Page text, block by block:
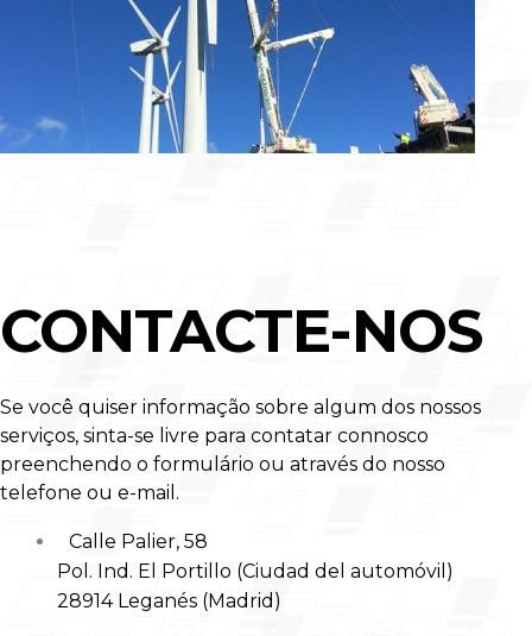
CONTACTE-NOS
Se você quiser informação sobre algum dos nossos
serviços, sinta-se livre para contatar connosco
preenchendo o formulário ou através do nosso
telefone ou e-mail.
Calle Palier, 58
Pol. Ind. El Portillo (Ciudad del automóvil)
28914 Leganés (Madrid)